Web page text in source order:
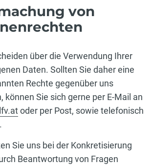
von
über die Verwendung Ihrer
Daten. Sollten Sie daher eine
Rechte gegenüber uns
können Sie sich gerne per E-Mail an
oder per Post, sowie telefonisch
Sie uns bei der Konkretisierung
Beantwortung von Fragen